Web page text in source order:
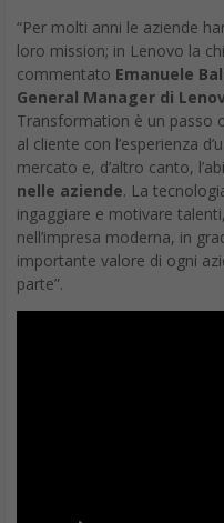
“Per molti anni le aziende
loro mission; in Lenovo la
commentato Emanuele
General Manager di
Transformation è un passo
al cliente con l’esperienza
mercato e, d’altro canto,
nelle aziende. La
ingaggiare e motivare
nell’impresa moderna, in
importante valore di ogni
parte”.